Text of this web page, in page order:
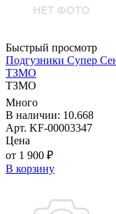
Быстрый просмотр
Подгузники Супер
ТЗМО
ТЗМО
Много
В наличии: 10.668
Арт. KF-00003347
Цена
от 1 900 ₽
В корзину